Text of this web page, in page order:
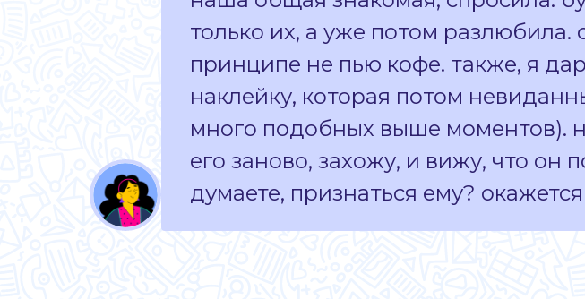
только их, а уже потом разлюбила.
принципе не пью кофе. также, я
наклейку, которая потом
много подобных выше моментов).
его заново, захожу, и вижу, что он
думаете, признаться ему?